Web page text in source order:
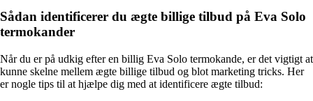
Sådan identificerer du ægte billige tilbud på Eva Solo
termokander
Når du er på udkig efter en billig Eva Solo termokande, er det vigtigt at
kunne skelne mellem ægte billige tilbud og blot marketing tricks. Her
er nogle tips til at hjælpe dig med at identificere ægte tilbud: